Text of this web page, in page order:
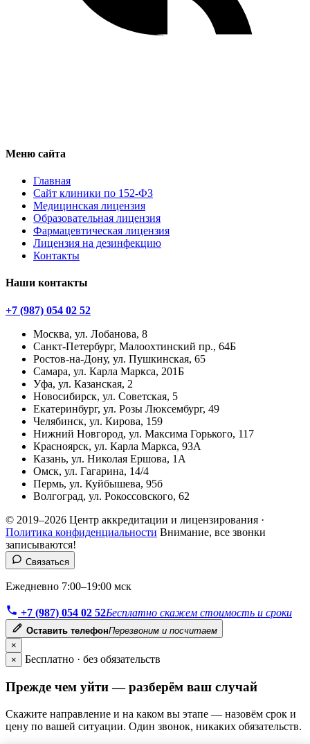
Меню сайта
Главная
Сайт клиники по 152-ФЗ
Медицинская лицензия
Образовательная лицензия
Фармацевтическая лицензия
Лицензия на дезинфекцию
Контакты
Наши контакты
+7 (987) 054 02 52
Москва, ул. Лобанова, 8
Санкт-Петербург, Малоохтинский пр., 64Б
Ростов-на-Дону, ул. Пушкинская, 65
Самара, ул. Карла Маркса, 201Б
Уфа, ул. Казанская, 2
Новосибирск, ул. Советская, 5
Екатеринбург, ул. Розы Люксембург, 49
Челябинск, ул. Кирова, 159
Нижний Новгород, ул. Максима Горького, 117
Красноярск, ул. Карла Маркса, 93А
Казань, ул. Николая Ершова, 1А
Омск, ул. Гагарина, 14/4
Пермь, ул. Куйбышева, 95б
Волгоград, ул. Рокоссовского, 62
© 2019–2026 Центр аккредитации и лицензирования ·
Политика конфиденциальности Внимание, все звонки
записываются!
Связаться
Ежедневно 7:00–19:00 мск
+7 (987) 054 02 52Бесплатно скажем стоимость и сроки
Оставить телефонПерезвоним и посчитаем
×
×
Бесплатно · без обязательств
Прежде чем уйти — разберём ваш случай
Скажите направление и на каком вы этапе — назовём срок и
цену по вашей ситуации. Один звонок, никаких обязательств.